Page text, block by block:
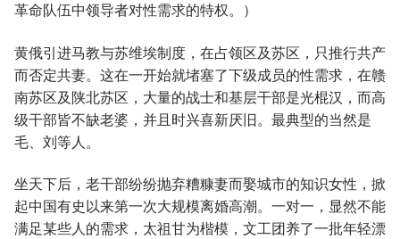
革命队伍中领导者对性需求的特权。）
黄俄引进马教与苏维埃制度，在占领区及苏区，只推行共产
而否定共妻。这在一开始就堵塞了下级成员的性需求，在赣
南苏区及陕北苏区，大量的战士和基层干部是光棍汉，而高
级干部皆不缺老婆，并且时兴喜新厌旧。最典型的当然是
毛、刘等人。
坐天下后，老干部纷纷抛弃糟糠妻而娶城市的知识女性，掀
起中国有史以来第一次大规模离婚高潮。一对一，显然不能
满足某些人的需求，太祖甘为楷模，文工团养了一批年轻漂